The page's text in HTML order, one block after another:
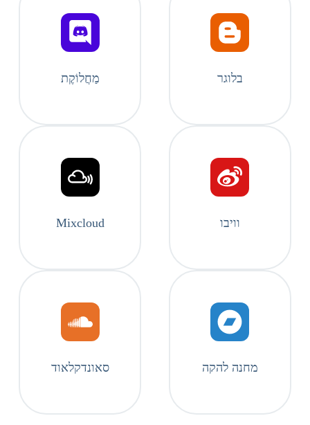
בלוגר מַחֲלוֹקֶת
וויבו Mixcloud
מחנה להקה סאונדקלאוד